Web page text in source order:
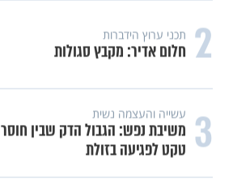
2 תכני ערוץ הידברות
חלום אדיר: מקבץ סגולות
3 עשייה והעצמה נשית
משיבת נפש: הגבול הדק שבין חוסר
טקט לפגיעה בזולת